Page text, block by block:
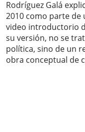
Rodríguez Galá
2010 como parte de
video introductorio
su versión, no se
política, sino de un
obra conceptual de